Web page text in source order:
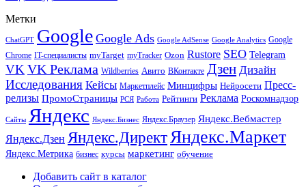
Метки
ChatGPT Google Google Ads Google AdSense Google Analytics Google
Chrome IT-специалисты myTarget myTracker Ozon Rustore SEO Telegram
VKVK Реклама Wildberries Авито ВКонтакте Дзен Дизайн
Исследования Кейсы Маркетплейс Минцифры Нейросети Пресс-
релизы ПромоСтраницы РСЯ Работа Рейтинги Реклама Роскомнадзор
Сайты Яндекс Яндекс.Бизнес Яндекс.Браузер Яндекс.Вебмастер
Яндекс.Дзен Яндекс.ДиректЯндекс.Маркет
Яндекс.Метрика бизнес курсы маркетинг обучение
Добавить сайт в каталог